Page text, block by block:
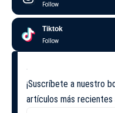
Follow
Tiktok
Follow
¡Suscríbete a nuestro
artículos más